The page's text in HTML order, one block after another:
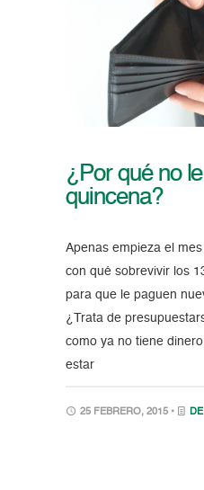
¿Por qué no
quincena?
Apenas empieza el
con qué sobrevivir los
para que le paguen
¿Trata de
como ya no tiene
estar
25 FEBRERO, 2015 •